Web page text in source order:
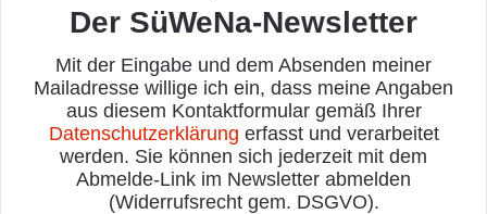
Der SüWeNa-Newsletter
Mit der Eingabe und dem Absenden meiner
Mailadresse willige ich ein, dass meine Angaben
aus diesem Kontaktformular gemäß Ihrer
Datenschutzerklärung erfasst und verarbeitet
werden. Sie können sich jederzeit mit dem
Abmelde-Link im Newsletter abmelden
(Widerrufsrecht gem. DSGVO).